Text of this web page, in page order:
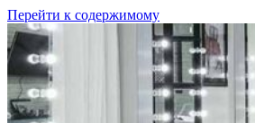
Перейти к содержимому